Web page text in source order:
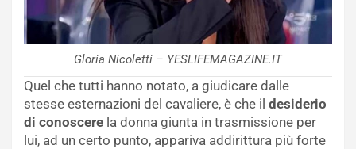
Gloria Nicoletti – YESLIFEMAGAZINE.IT
Quel che tutti hanno notato, a giudicare dalle
stesse esternazioni del cavaliere, è che il desiderio
di conoscere la donna giunta in trasmissione per
lui, ad un certo punto, appariva addirittura più forte